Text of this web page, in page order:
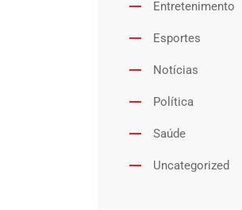
Entretenimento
Esportes
Notícias
Política
Saúde
Uncategorized